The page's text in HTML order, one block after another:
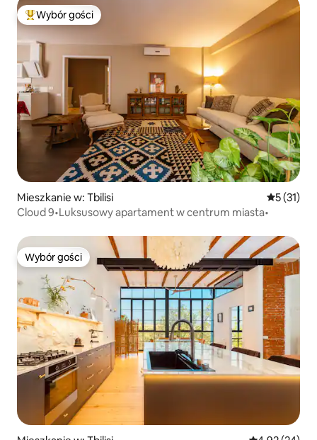
Najpopularniejsze z kategorii Wybór gości
Wybór gości
Mieszkanie w: Tbilisi Średnia
5 (31)
Cloud 9•Luksusowy apartament w centrum miasta•
Wybór gości
Wybór gości